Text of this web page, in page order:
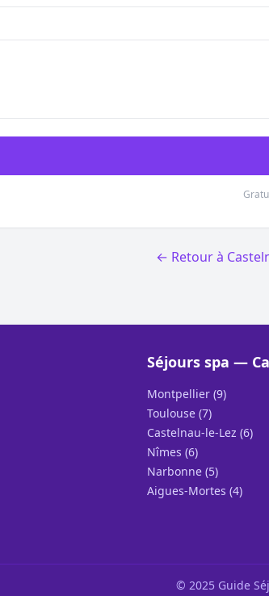
← Retour à
Séjours spa —
Montpellier (9)
Toulouse (7)
Castelnau-le-Lez (6)
Nîmes (6)
Narbonne (5)
Aigues-Mortes (4)
© 2025 Guide